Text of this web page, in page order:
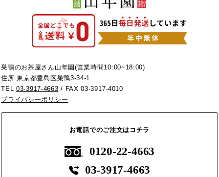
巣鴨のお茶屋さん山年園(営業時間10:00~18:00)
住所 東京都豊島区巣鴨3-34-1
TEL03-3917-4663 / FAX 03-3917-4010
プライバシーポリシー
お電話でのご注文はコチラ
0120-22-4663
03-3917-4663